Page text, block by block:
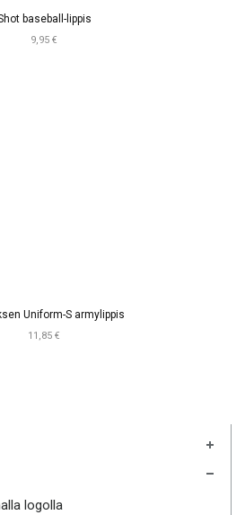
baseball-lippis
9,95 €
Uniform-S armylippis
11,85 €
logolla